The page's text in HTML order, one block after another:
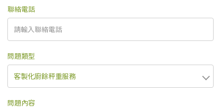
聯絡電話
問題類型
問題內容